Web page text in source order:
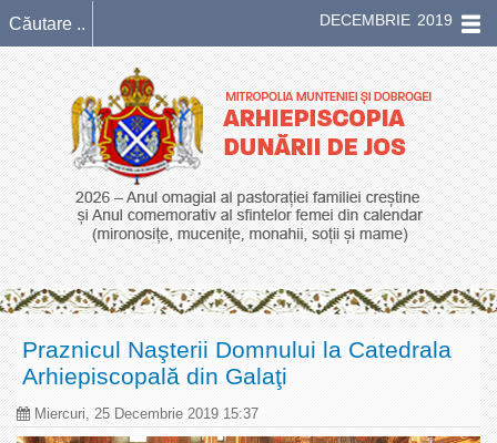
DECEMBRIE 2019
Praznicul Naşterii Domnului la Catedrala
Arhiepiscopală din Galaţi
Miercuri, 25 Decembrie 2019 15:37